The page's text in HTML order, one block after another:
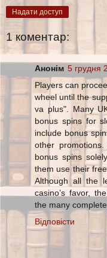
Надати доступ
1 коментар:
Анонім 5 грудня
Players can
wheel until the
va plus". Many
bonus spins for
include bonus
other
bonus spins
them use their
Although all the
casino’s favor,
the many
Відповісти